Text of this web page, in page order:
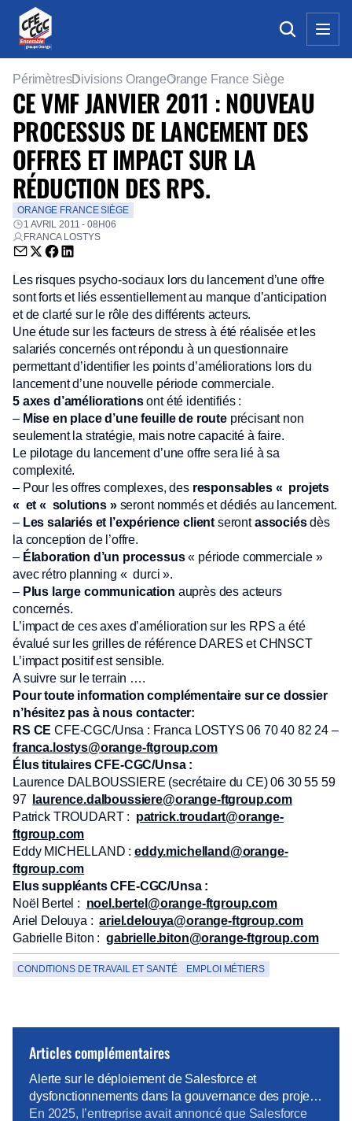
PérimètresDivisions OrangeOrange France Siège
CE VMF JANVIER 2011 : NOUVEAU
PROCESSUS DE LANCEMENT DES
OFFRES ET IMPACT SUR LA
RÉDUCTION DES RPS.
ORANGE FRANCE SIÈGE
1 AVRIL 2011 - 08H06
FRANCA LOSTYS
Envoyer par email (nouvelle fenêtre)
Partager sur Twitter (nouvelle fenêtre)
Partager sur Facebook (nouvelle fenêtre)
Partager sur LinkedIn (nouvelle fenêtre)
Les risques psycho-sociaux lors du lancement d’une offre
sont forts et liés essentiellement au manque d’anticipation
et de clarté sur le rôle des différents acteurs.
Une étude sur les facteurs de stress à été réalisée et les
salariés concernés ont répondu à un questionnaire
permettant d’identifier les points d’améliorations lors du
lancement d’une nouvelle période commerciale.
5 axes d’améliorationsont été identifiés :
– Mise en place d’une feuille de routeprécisant non
seulement la stratégie, mais notre capacité à faire.
Le pilotage du lancement d’une offre sera lié à sa
complexité.
– Pour les offres complexes, des responsables « projets
« et « solutions »seront nommés et dédiés au lancement.
–Les salariés et l’expérience client serontassociésdès
la conception de l’offre.
– Élaboration d’un processus« période commerciale »
avec rétro planning « durci ».
– Plus large communication auprès des acteurs
concernés.
L’impact de ces axes d’amélioration sur les RPS a été
évalué sur les grilles de référence DARES et CHNSCT
L’impact positif est sensible.
A suivre sur le terrain ….
Pour toute information complémentaire sur ce dossier
n’hésitez pas à nous contacter:
RS CE CFE-CGC/Unsa : Franca LOSTYS 06 70 40 82 24 –
franca.lostys@orange-ftgroup.com
Élus titulaires CFE-CGC/Unsa :
Laurence DALBOUSSIERE (secrétaire du CE) 06 30 55 59
97
laurence.dalboussiere@orange-ftgroup.com
Patrick TROUDART : patrick.troudart@orange-
ftgroup.com
Eddy MICHELLAND :eddy.michelland@orange-
ftgroup.com
Elus suppléants CFE-CGC/Unsa :
Noël Bertel : noel.bertel@orange-ftgroup.com
Ariel Delouya :ariel.delouya@orange-ftgroup.com
Gabrielle Biton : gabrielle.biton@orange-ftgroup.com
CONDITIONS DE TRAVAIL ET SANTÉ EMPLOI MÉTIERS
Articles complémentaires
Alerte sur le déploiement de Salesforce et
dysfonctionnements dans la gouvernance des projets
métiers
En 2025, l’entreprise avait annoncé que Salesforce